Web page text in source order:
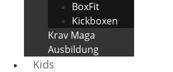
BoxFit
Kickboxen
Krav Maga
Ausbildung
Kids